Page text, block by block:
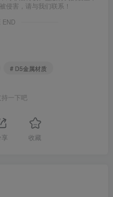
侵害，请与我们联系！
END
# D5金属材质
持一下吧
享 收藏